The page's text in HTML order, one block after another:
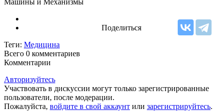
Поделиться
Теги: Медицина
Всего 0 комментариев
Комментарии
Авторизуйтесь
Участвовать в дискуссии могут только зарегистрированные
пользователи, после модерации.
Пожалуйста, войдите в свой аккаунт или зарегистрируйтесь.